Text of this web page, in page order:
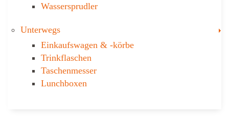
Wassersprudler
Unterwegs
Einkaufswagen & ­-körbe
Trinkflaschen
Taschen­messer
Lunchboxen